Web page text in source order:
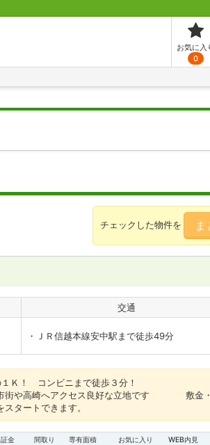
お気に入
0
チェックした物件を
交通
・ＪＲ信越本線安中駅まで徒歩49分
Ｋ！ コンビニまで徒歩３分！
市街や高崎へアクセス良好な立地です 敷金・
タートできます。
金 間取り 専有面積 お気に入り WEB内見